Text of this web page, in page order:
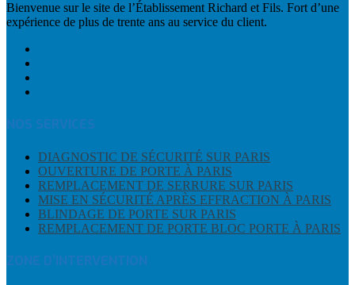
Bienvenue sur le site de l’Établissement Richard et Fils. Fort d’une
expérience de plus de trente ans au service du client.
NOS SERVICES
DIAGNOSTIC DE SÉCURITÉ SUR PARIS
OUVERTURE DE PORTE À PARIS
REMPLACEMENT DE SERRURE SUR PARIS
MISE EN SÉCURITÉ APRÈS EFFRACTION À PARIS
BLINDAGE DE PORTE SUR PARIS
REMPLACEMENT DE PORTE BLOC PORTE À PARIS
ZONE D’INTERVENTION